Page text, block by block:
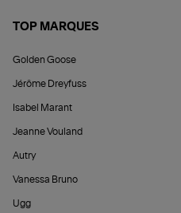
TOP MARQUES
Golden Goose
Jérôme Dreyfuss
Isabel Marant
Jeanne Vouland
Autry
Vanessa Bruno
Ugg